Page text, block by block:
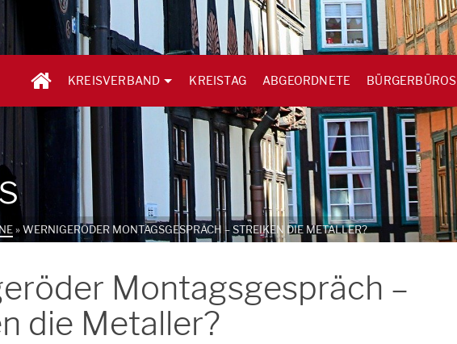
KREISVERBAND KREISTAG ABGEORDNETE BÜRGERBÜROS
»WERNIGERÖDER MONTAGSGESPRÄCH – STREIKEN DIE METALLER?
Montagsgespräch –
die Metaller?